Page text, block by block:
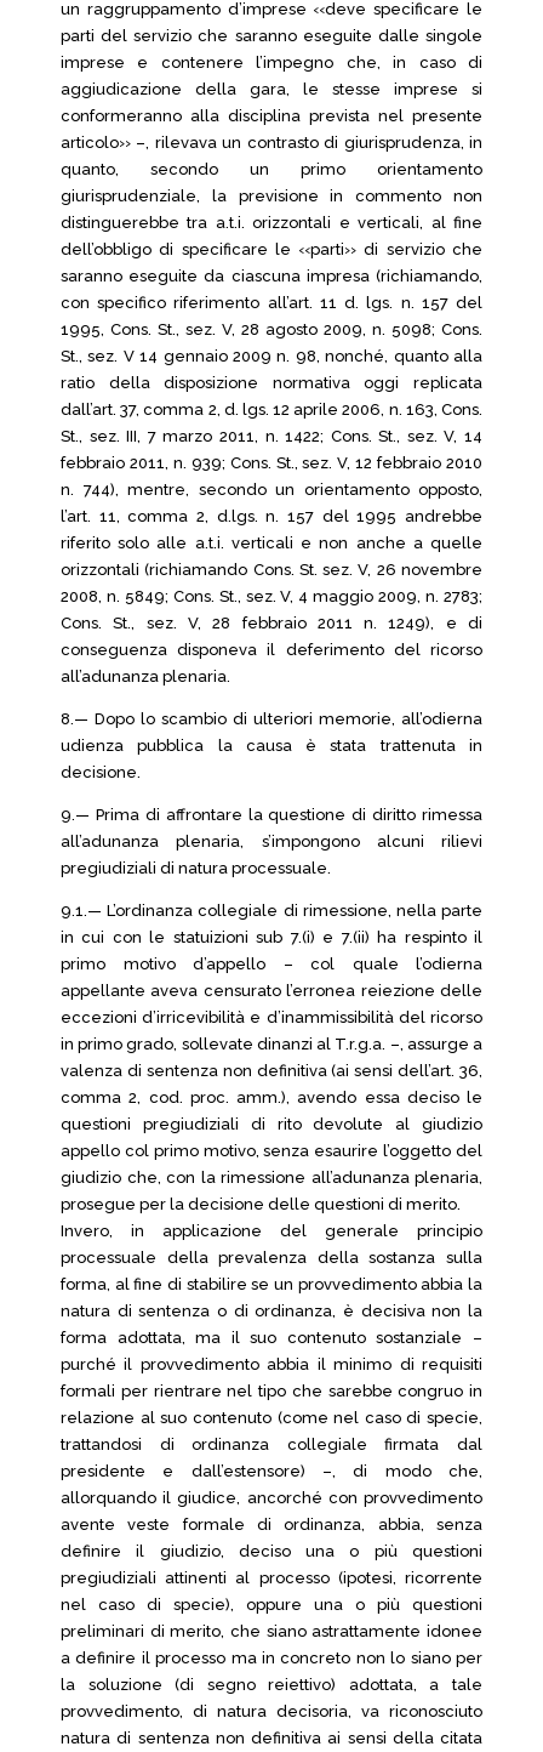
un raggruppamento d’imprese ‹‹deve specificare le
parti del servizio che saranno eseguite dalle singole
imprese e contenere l’impegno che, in caso di
aggiudicazione della gara, le stesse imprese si
conformeranno alla disciplina prevista nel presente
articolo›› –, rilevava un contrasto di giurisprudenza, in
quanto, secondo un primo orientamento
giurisprudenziale, la previsione in commento non
distinguerebbe tra a.t.i. orizzontali e verticali, al fine
dell’obbligo di specificare le ‹‹parti›› di servizio che
saranno eseguite da ciascuna impresa (richiamando,
con specifico riferimento all’art. 11 d. lgs. n. 157 del
1995, Cons. St., sez. V, 28 agosto 2009, n. 5098; Cons.
St., sez. V 14 gennaio 2009 n. 98, nonché, quanto alla
ratio della disposizione normativa oggi replicata
dall’art. 37, comma 2, d. lgs. 12 aprile 2006, n. 163, Cons.
St., sez. III, 7 marzo 2011, n. 1422; Cons. St., sez. V, 14
febbraio 2011, n. 939; Cons. St., sez. V, 12 febbraio 2010
n. 744), mentre, secondo un orientamento opposto,
l’art. 11, comma 2, d.lgs. n. 157 del 1995 andrebbe
riferito solo alle a.t.i. verticali e non anche a quelle
orizzontali (richiamando Cons. St. sez. V, 26 novembre
2008, n. 5849; Cons. St., sez. V, 4 maggio 2009, n. 2783;
Cons. St., sez. V, 28 febbraio 2011 n. 1249), e di
conseguenza disponeva il deferimento del ricorso
all’adunanza plenaria.
8.— Dopo lo scambio di ulteriori memorie, all’odierna
udienza pubblica la causa è stata trattenuta in
decisione.
9.— Prima di affrontare la questione di diritto rimessa
all’adunanza plenaria, s’impongono alcuni rilievi
pregiudiziali di natura processuale.
9.1.— L’ordinanza collegiale di rimessione, nella parte
in cui con le statuizioni sub 7.(i) e 7.(ii) ha respinto il
primo motivo d’appello – col quale l’odierna
appellante aveva censurato l’erronea reiezione delle
eccezioni d’irricevibilità e d’inammissibilità del ricorso
in primo grado, sollevate dinanzi al T.r.g.a. –, assurge a
valenza di sentenza non definitiva (ai sensi dell’art. 36,
comma 2, cod. proc. amm.), avendo essa deciso le
questioni pregiudiziali di rito devolute al giudizio
appello col primo motivo, senza esaurire l’oggetto del
giudizio che, con la rimessione all’adunanza plenaria,
prosegue per la decisione delle questioni di merito.
Invero, in applicazione del generale principio
processuale della prevalenza della sostanza sulla
forma, al fine di stabilire se un provvedimento abbia la
natura di sentenza o di ordinanza, è decisiva non la
forma adottata, ma il suo contenuto sostanziale –
purché il provvedimento abbia il minimo di requisiti
formali per rientrare nel tipo che sarebbe congruo in
relazione al suo contenuto (come nel caso di specie,
trattandosi di ordinanza collegiale firmata dal
presidente e dall’estensore) –, di modo che,
allorquando il giudice, ancorché con provvedimento
avente veste formale di ordinanza, abbia, senza
definire il giudizio, deciso una o più questioni
pregiudiziali attinenti al processo (ipotesi, ricorrente
nel caso di specie), oppure una o più questioni
preliminari di merito, che siano astrattamente idonee
a definire il processo ma in concreto non lo siano per
la soluzione (di segno reiettivo) adottata, a tale
provvedimento, di natura decisoria, va riconosciuto
natura di sentenza non definitiva ai sensi della citata